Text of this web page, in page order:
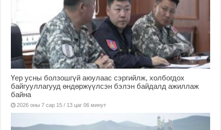
Үер усны болзошгүй аюулаас сэргийлж, холбогдох
байгууллагууд өндөржүүлсэн бэлэн байдалд ажиллаж
байна
2026 оны 7 сар 15 / 13 цаг 06 минут